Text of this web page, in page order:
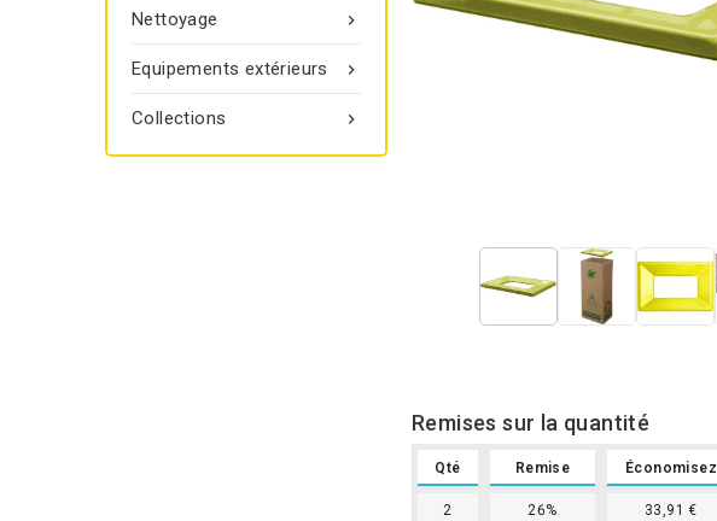

Nettoyage

Equipements extérieurs

Collections
Remises sur la quantité
Qté Remise Économisez
2 26% 33,91 €